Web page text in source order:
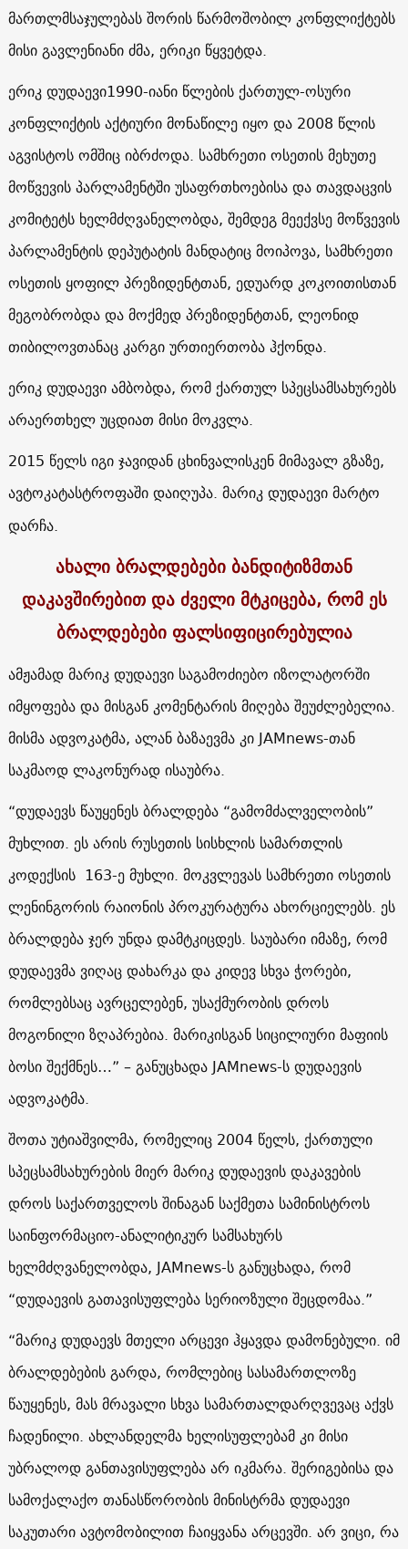
მართლმსაჯულებას შორის წარმოშობილ კონფლიქტებს
მისი გავლენიანი ძმა, ერიკი წყვეტდა.
ერიკ დუდაევი1990-იანი წლების ქართულ-ოსური
კონფლიქტის აქტიური მონაწილე იყო და 2008 წლის
აგვისტოს ომშიც იბრძოდა. სამხრეთი ოსეთის მეხუთე
მოწვევის პარლამენტში უსაფრთხოებისა და თავდაცვის
კომიტეტს ხელმძღვანელობდა, შემდეგ მეექვსე მოწვევის
პარლამენტის დეპუტატის მანდატიც მოიპოვა, სამხრეთი
ოსეთის ყოფილ პრეზიდენტთან, ედუარდ კოკოითისთან
მეგობრობდა და მოქმედ პრეზიდენტთან, ლეონიდ
თიბილოვთანაც კარგი ურთიერთობა ჰქონდა.
ერიკ დუდაევი ამბობდა, რომ ქართულ სპეცსამსახურებს
არაერთხელ უცდიათ მისი მოკვლა.
2015 წელს იგი ჯავიდან ცხინვალისკენ მიმავალ გზაზე,
ავტოკატასტროფაში დაიღუპა. მარიკ დუდაევი მარტო
დარჩა.
ახალი ბრალდებები ბანდიტიზმთან
დაკავშირებით და ძველი მტკიცება, რომ ეს
ბრალდებები ფალსიფიცირებულია
ამჟამად მარიკ დუდაევი საგამოძიებო იზოლატორში
იმყოფება და მისგან კომენტარის მიღება შეუძლებელია.
მისმა ადვოკატმა, ალან ბაზაევმა კი JAMnews-თან
საკმაოდ ლაკონურად ისაუბრა.
“დუდაევს წაუყენეს ბრალდება “გამომძალველობის”
მუხლით. ეს არის რუსეთის სისხლის სამართლის
კოდექსის 163-ე მუხლი. მოკვლევას სამხრეთი ოსეთის
ლენინგორის რაიონის პროკურატურა ახორციელებს. ეს
ბრალდება ჯერ უნდა დამტკიცდეს. საუბარი იმაზე, რომ
დუდაევმა ვიღაც დახარკა და კიდევ სხვა ჭორები,
რომლებსაც ავრცელებენ, უსაქმურობის დროს
მოგონილი ზღაპრებია. მარიკისგან სიცილიური მაფიის
ბოსი შექმნეს…” – განუცხადა JAMnews-ს დუდაევის
ადვოკატმა.
შოთა უტიაშვილმა, რომელიც 2004 წელს, ქართული
სპეცსამსახურების მიერ მარიკ დუდაევის დაკავების
დროს საქართველოს შინაგან საქმეთა სამინისტროს
საინფორმაციო-ანალიტიკურ სამსახურს
ხელმძღვანელობდა, JAMnews-ს განუცხადა, რომ
“დუდაევის გათავისუფლება სერიოზული შეცდომაა.”
“მარიკ დუდაევს მთელი არცევი ჰყავდა დამონებული. იმ
ბრალდებების გარდა, რომლებიც სასამართლოზე
წაუყენეს, მას მრავალი სხვა სამართალდარღვევაც აქვს
ჩადენილი. ახლანდელმა ხელისუფლებამ კი მისი
უბრალოდ განთავისუფლება არ იკმარა. შერიგებისა და
სამოქალაქო თანასწორობის მინისტრმა დუდაევი
საკუთარი ავტომობილით ჩაიყვანა არცევში. არ ვიცი, რა